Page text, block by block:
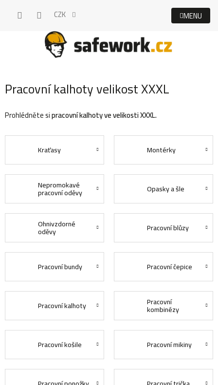
CZK
Pracovní kalhoty velikost XXXL
Prohlédněte sipracovní kalhoty ve velikosti XXXL.
Kraťasy Montérky
Nepromokavé
pracovní oděvy Opasky a šle
Ohnivzdorné
oděvy Pracovní blůzy
Pracovní bundy Pracovní čepice
Pracovní kalhoty Pracovní
kombinézy
Pracovní košile Pracovní mikiny